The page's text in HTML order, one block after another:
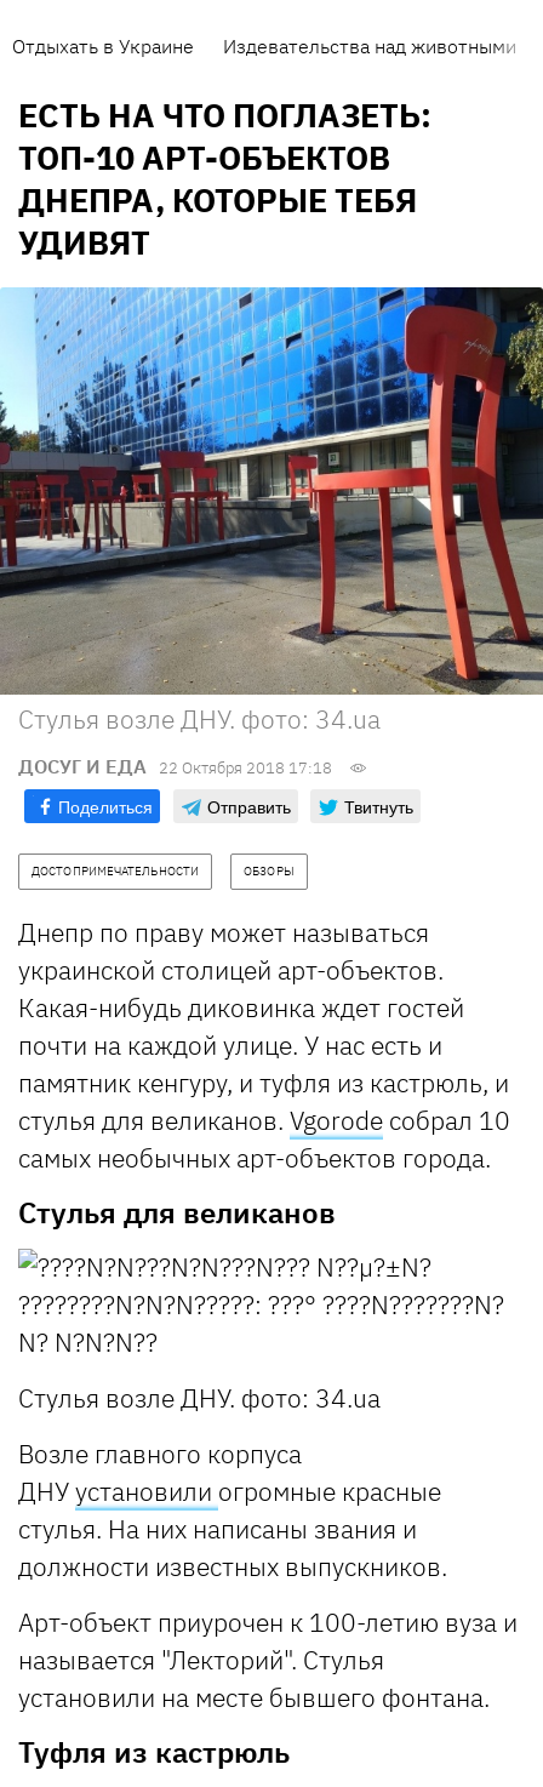
Отдыхать в Украине Издевательства над животными
ЕСТЬ НА ЧТО ПОГЛАЗЕТЬ:
ТОП-10 АРТ-ОБЪЕКТОВ
ДНЕПРА, КОТОРЫЕ ТЕБЯ
УДИВЯТ
Стулья возле ДНУ. фото: 34.ua
ДОСУГ И ЕДА 22 Октября 2018 17:18
Поделиться Отправить Твитнуть
ДОСТОПРИМЕЧАТЕЛЬНОСТИ ОБЗОРЫ
Днепр по праву может называться
украинской столицей арт-объектов.
Какая-нибудь диковинка ждет гостей
почти на каждой улице. У нас есть и
памятник кенгуру, и туфля из кастрюль, и
стулья для великанов. Vgorode собрал 10
самых необычных арт-объектов города.
Стулья для великанов
Стулья возле ДНУ. фото: 34.ua
Возле главного корпуса
ДНУустановили огромные красные
стулья. На них написаны звания и
должности известных выпускников.
Арт-объект приурочен к 100-летию вуза и
называется "Лекторий". Стулья
установили на месте бывшего фонтана.
Туфля из кастрюль